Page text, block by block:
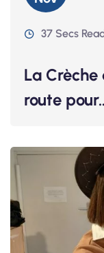
37 Secs Read
La Crèche
route